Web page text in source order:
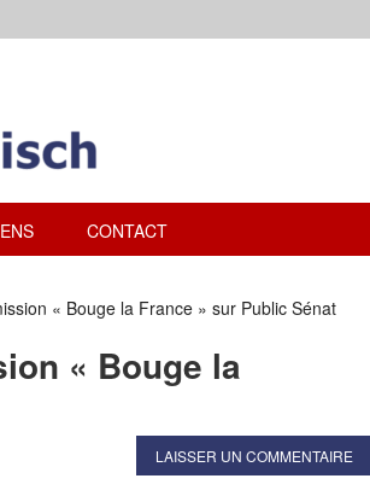
CONTACT
« Bouge la France » sur Public Sénat
« Bouge la
LAISSER UN COMMENTAIRE